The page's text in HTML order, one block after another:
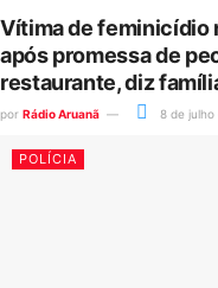
Vítima de feminicídio
após promessa de
restaurante, diz
por Rádio Aruanã 8 de julho
POLÍCIA